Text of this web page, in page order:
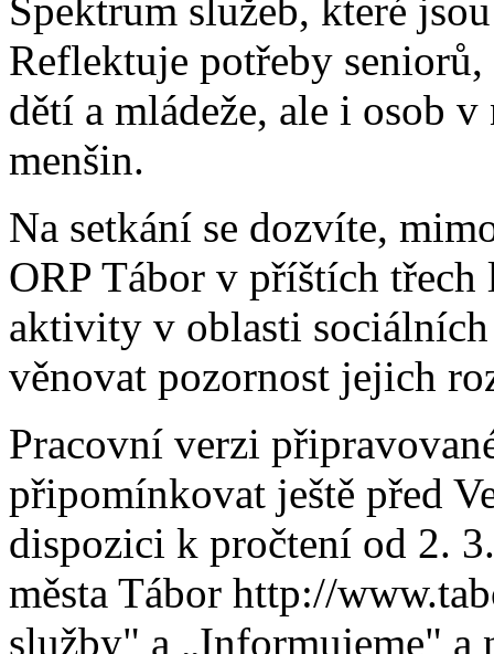
Spektrum služeb, které
Reflektuje potřeby
dětí a mládeže, ale i osob
menšin.
Na setkání se dozvíte,
ORP Tábor v příštích
aktivity v oblasti
věnovat pozornost jejich
Pracovní verzi
připomínkovat ještě před
dispozici k pročtení od 2.
města Tábor http://
služby" a „Informujeme" a